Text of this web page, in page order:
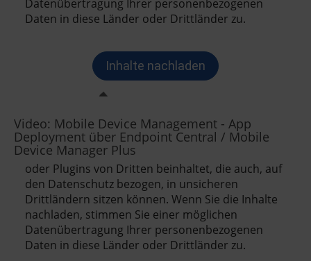
Video: Mobile Device Management - App
Deployment über Endpoint Central / Mobile
Device Manager Plus